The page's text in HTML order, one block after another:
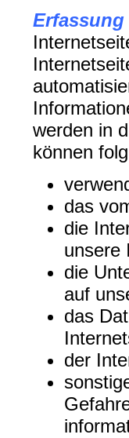
werden in
können
das
die
unsere
die
auf
das
der